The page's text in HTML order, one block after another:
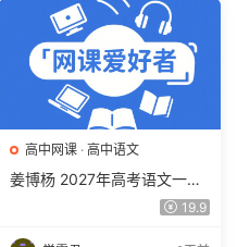
高中网课 · 高中语文
姜博杨 2027年高考语文一轮
复习网课教程 高三语文 上学
19.9